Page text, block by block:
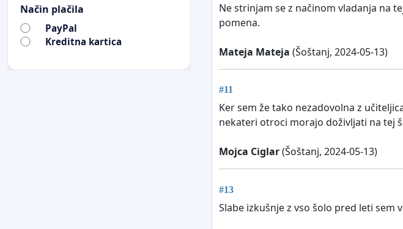
Ne strinjam se z načinom vladanja na
pomena.
Mateja Mateja (Šoštanj, 2024-05-13)
#11
Ker sem že tako nezadovolna z
nekateri otroci morajo doživljati na tej
Mojca Ciglar(Šoštanj, 2024-05-13)
#13
Slabe izkušnje z vso šolo pred leti
Način plačila
PayPal
Kreditna kartica